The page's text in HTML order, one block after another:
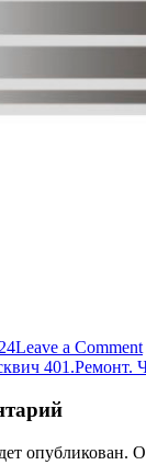
Leave a Comment
401.Ремонт.
опубликован.